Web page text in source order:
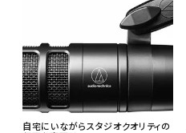
自宅にいながらスタジオクオリティの